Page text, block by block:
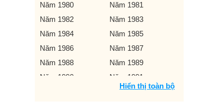
Năm 1980
Năm 1981
Năm 1982
Năm 1983
Năm 1984
Năm 1985
Năm 1986
Năm 1987
Năm 1988
Năm 1989
Năm 1990
Năm 1991
Năm 1993
Hiển thị toàn bộ